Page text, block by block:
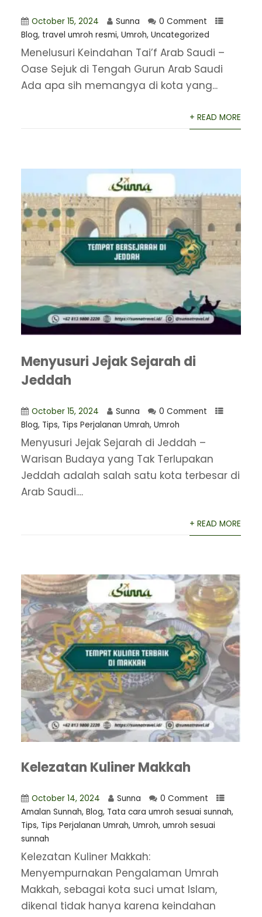
October 15, 2024 Sunna
0 Comment
Blog, travel umroh resmi, Umroh, Uncategorized
Menelusuri Keindahan Tai’f Arab Saudi –
Oase Sejuk di Tengah Gurun Arab Saudi
Ada apa sih memangya di kota yang...
+ READ MORE
Menyusuri Jejak Sejarah di
Jeddah
October 15, 2024 Sunna
0 Comment
Blog, Tips, Tips Perjalanan Umrah, Umroh
Menyusuri Jejak Sejarah di Jeddah –
Warisan Budaya yang Tak Terlupakan
Jeddah adalah salah satu kota terbesar di
Arab Saudi....
+ READ MORE
Kelezatan Kuliner Makkah
October 14, 2024 Sunna
0 Comment
Amalan Sunnah, Blog, Tata cara umroh sesuai sunnah,
Tips, Tips Perjalanan Umrah, Umroh, umroh sesuai
sunnah
Kelezatan Kuliner Makkah:
Menyempurnakan Pengalaman Umrah
Makkah, sebagai kota suci umat Islam,
dikenal tidak hanya karena keindahan